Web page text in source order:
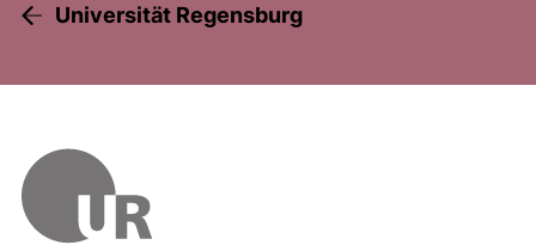
Universität Regensburg